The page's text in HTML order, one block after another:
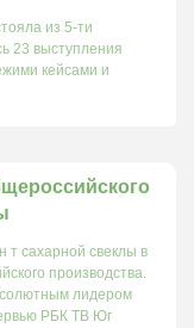
из 5-ти
23 выступления
кейсами и
т сахарной свеклы в
производства.
лидером
РБК ТВ Юг